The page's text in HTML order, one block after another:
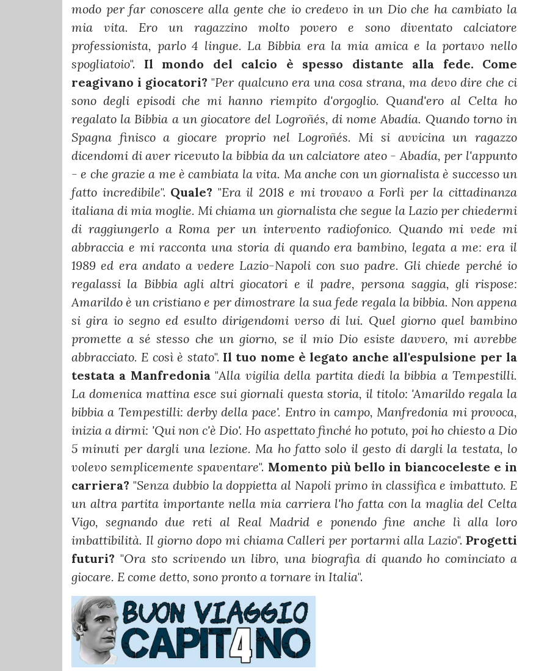
modo per far conoscere alla gente che io credevo in un Dio che ha cambiato la
mia vita. Ero un ragazzino molto povero e sono diventato calciatore
professionista, parlo 4 lingue. La Bibbia era la mia amica e la portavo nello
spogliatoio". Il mondo del calcio è spesso distante alla fede. Come
reagivano i giocatori? "Per qualcuno era una cosa strana, ma devo dire che ci
sono degli episodi che mi hanno riempito d'orgoglio. Quand'ero al Celta ho
regalato la Bibbia a un giocatore del Logroñés, di nome Abadía. Quando torno in
Spagna finisco a giocare proprio nel Logroñés. Mi si avvicina un ragazzo
dicendomi di aver ricevuto la bibbia da un calciatore ateo - Abadía, per l'appunto
- e che grazie a me è cambiata la vita. Ma anche con un giornalista è successo un
fatto incredibile". Quale? "Era il 2018 e mi trovavo a Forlì per la cittadinanza
italiana di mia moglie. Mi chiama un giornalista che segue la Lazio per chiedermi
di raggiungerlo a Roma per un intervento radiofonico. Quando mi vede mi
abbraccia e mi racconta una storia di quando era bambino, legata a me: era il
1989 ed era andato a vedere Lazio-Napoli con suo padre. Gli chiede perché io
regalassi la Bibbia agli altri giocatori e il padre, persona saggia, gli rispose:
Amarildo è un cristiano e per dimostrare la sua fede regala la bibbia. Non appena
si gira io segno ed esulto dirigendomi verso di lui. Quel giorno quel bambino
promette a sé stesso che un giorno, se il mio Dio esiste davvero, mi avrebbe
abbracciato. E così è stato". Il tuo nome è legato anche all'espulsione per la
testata a Manfredonia"Alla vigilia della partita diedi la bibbia a Tempestilli.
La domenica mattina esce sui giornali questa storia, il titolo: 'Amarildo regala la
bibbia a Tempestilli: derby della pace'. Entro in campo, Manfredonia mi provoca,
inizia a dirmi: 'Qui non c'è Dio'. Ho aspettato finché ho potuto, poi ho chiesto a Dio
5 minuti per dargli una lezione. Ma ho fatto solo il gesto di dargli la testata, lo
volevo semplicemente spaventare". Momento più bello in biancoceleste e in
carriera? "Senza dubbio la doppietta al Napoli primo in classifica e imbattuto. E
un altra partita importante nella mia carriera l'ho fatta con la maglia del Celta
Vigo, segnando due reti al Real Madrid e ponendo fine anche lì alla loro
imbattibilità. Il giorno dopo mi chiama Calleri per portarmi alla Lazio".Progetti
futuri? "Ora sto scrivendo un libro, una biografia di quando ho cominciato a
giocare. E come detto, sono pronto a tornare in Italia".